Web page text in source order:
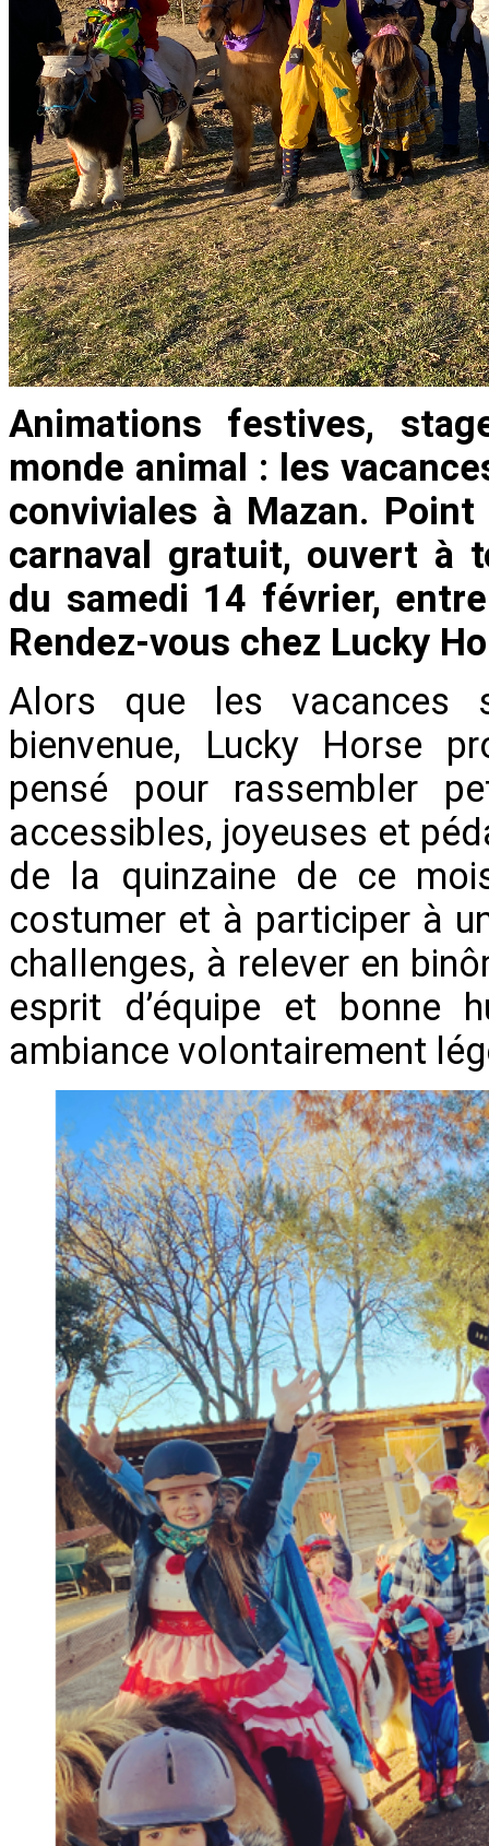
Animations festives,
monde animal : les
conviviales à Mazan. Point
carnaval gratuit, ouvert à
du samedi 14 février,
Rendez-vous chez Lucky
Alors que les vacances
bienvenue, Lucky Horse
pensé pour rassembler
accessibles, joyeuses et
de la quinzaine de ce
costumer et à participer à
challenges, à relever en
esprit d’équipe et bonne
ambiance volontairement